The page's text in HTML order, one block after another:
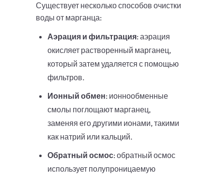
Существует несколько способов очистки
воды от марганца:
Аэрация и фильтрация: аэрация
окисляет растворенный марганец,
который затем удаляется с помощью
фильтров.
Ионный обмен: ионнообменные
смолы поглощают марганец,
заменяя его другими ионами, такими
как натрий или кальций.
Обратный осмос: обратный осмос
использует полупроницаемую